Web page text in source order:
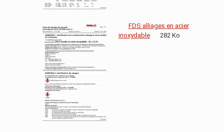
FDS alliages en acier
inoxydable
282 Ko